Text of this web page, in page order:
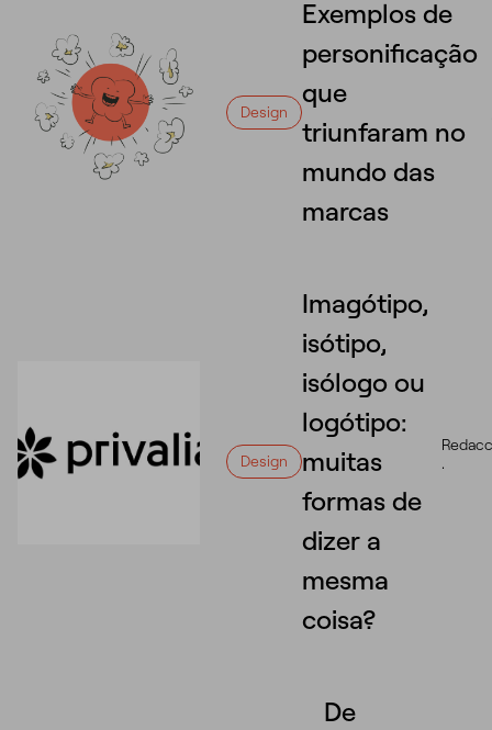
Design
Exemplos de
personificação
que
triunfaram no
mundo das
marcas
Design
Imagótipo,
isótipo,
isólogo ou
logótipo:
muitas
formas de
dizer a
mesma
coisa?
·
De